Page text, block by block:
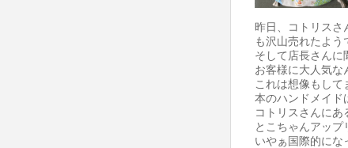
昨日、コトリスさ
も沢山売れたよ
そして店長さんに
お客様に大人気な
これは想像もし
本のハンドメイド
コトリスさんにあ
とこちゃんアップ
いやぁ国際的にな